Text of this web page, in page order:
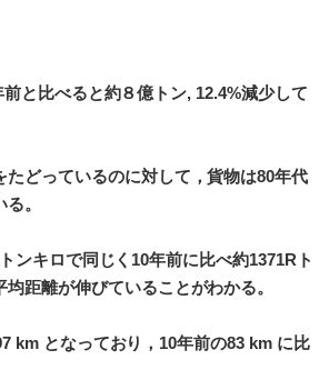
と比べると約８億トン, 12.4%減少して
どっているのに対して，貨物は80年代
。
ンキロで同じく10年前に比べ約1371Rト
距離が伸びていることがわかる。
km となっており，10年前の83 km に比